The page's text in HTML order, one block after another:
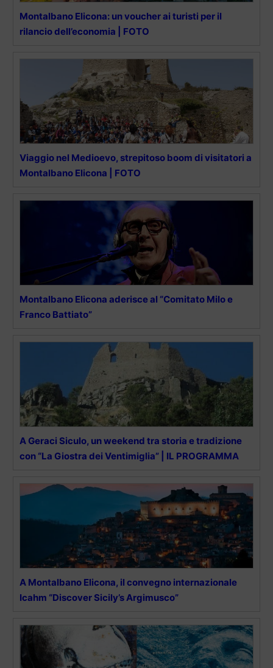
Montalbano Elicona: un voucher ai turisti per il
rilancio dell’economia | FOTO
Viaggio nel Medioevo, strepitoso boom di visitatori a
Montalbano Elicona | FOTO
Montalbano Elicona aderisce al “Comitato Milo e
Franco Battiato”
A Geraci Siculo, un weekend tra storia e tradizione
con “La Giostra dei Ventimiglia” | IL PROGRAMMA
A Montalbano Elicona, il convegno internazionale
Icahm “Discover Sicily’s Argimusco”